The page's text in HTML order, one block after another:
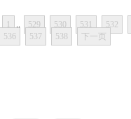
.. 529 530 531 532
536
537 538 下一页